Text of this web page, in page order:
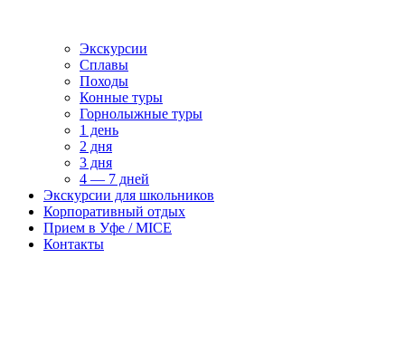
Экскурсии
Сплавы
Походы
Конные туры
Горнолыжные туры
1 день
2 дня
3 дня
4 — 7 дней
Экскурсии для школьников
Корпоративный отдых
Прием в Уфе / MICE
Контакты